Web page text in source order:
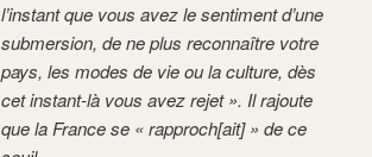
l’instant que vous avez le sentiment d’une
submersion, de ne plus reconnaître votre
pays, les modes de vie ou la culture, dès
cet instant-là vous avez rejet ». Il rajoute
que la France se « rapproch[ait] » de ce